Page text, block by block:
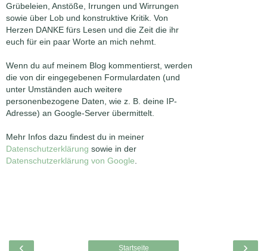
Grübeleien, Anstöße, Irrungen und Wirrungen
sowie über Lob und konstruktive Kritik. Von
Herzen DANKE fürs Lesen und die Zeit die ihr
euch für ein paar Worte an mich nehmt.
Wenn du auf meinem Blog kommentierst, werden
die von dir eingegebenen Formulardaten (und
unter Umständen auch weitere
personenbezogene Daten, wie z. B. deine IP-
Adresse) an Google-Server übermittelt.
Mehr Infos dazu findest du in meiner
Datenschutzerklärung sowie in der
Datenschutzerklärung von Google
‹ ›
Startseite